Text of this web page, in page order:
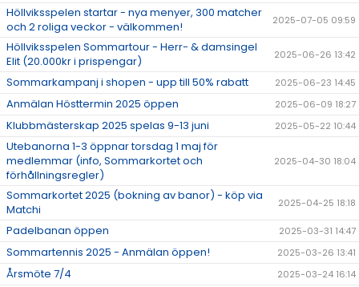
Höllviksspelen startar - nya menyer, 300 matcher
och 2 roliga veckor - välkommen!
2025-07-05 09:59
Höllviksspelen Sommartour - Herr- & damsingel
Elit (20.000kr i prispengar)
2025-06-26 13:42
Sommarkampanj i shopen - upp till 50% rabatt 2025-06-23 14:45
Anmälan Hösttermin 2025 öppen 2025-06-09 18:27
Klubbmästerskap 2025 spelas 9-13 juni 2025-05-22 10:44
Utebanorna 1-3 öppnar torsdag 1 maj för
medlemmar (info, Sommarkortet och
förhållningsregler)
2025-04-30 18:04
Sommarkortet 2025 (bokning av banor) - köp via
Matchi
2025-04-25 18:18
Padelbanan öppen 2025-03-31 14:47
Sommartennis 2025 - Anmälan öppen! 2025-03-26 13:41
Årsmöte 7/4 2025-03-24 16:14